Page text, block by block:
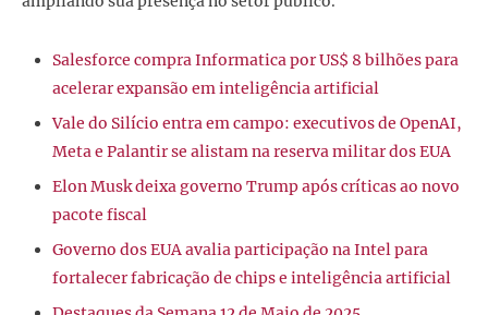
Salesforce compra Informatica por US$ 8 bilhões para
acelerar expansão em inteligência artificial
Vale do Silício entra em campo: executivos de OpenAI,
Meta e Palantir se alistam na reserva militar dos EUA
Elon Musk deixa governo Trump após críticas ao novo
pacote fiscal
Governo dos EUA avalia participação na Intel para
fortalecer fabricação de chips e inteligência artificial